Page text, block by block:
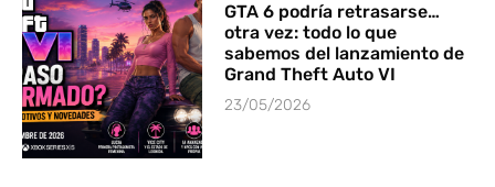
GTA 6 podría retrasarse…
otra vez: todo lo que
sabemos del lanzamiento de
Grand Theft Auto VI
23/05/2026